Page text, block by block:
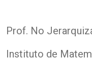
Prof. No
Instituto de